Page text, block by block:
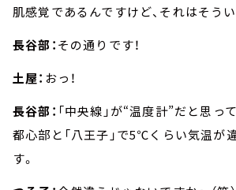
肌感覚であるんですけど、それはそう
長谷部：その通りです！
土屋： おっ！
長谷部： 「中央線」が“温度計”だと思っ
都心部と「八王子」で5℃くらい気温が
す。